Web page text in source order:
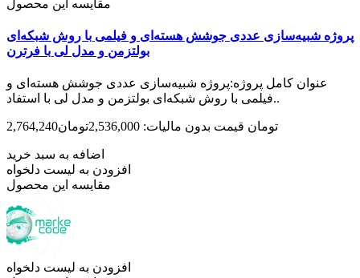
مقایسه این محصول
پروژه شبیه‌سازی عددی جوشش هسته‌ای و فیلمی با روش شبکه‌ای
بولتزمن و مدل لی با فرترن
عنوان کامل پروژه:پروژه شبیه‌سازی عددی جوشش هسته‌ای و
فیلمی با روش شبکه‌ای بولتزمن و مدل لی با استفاد..
2,764,240تومان قیمت بدون مالیات: 2,536,000تومان
اضافه به سبد خرید
افزودن به لیست دلخواه
مقایسه این محصول
افزودن به لیست دلخواه